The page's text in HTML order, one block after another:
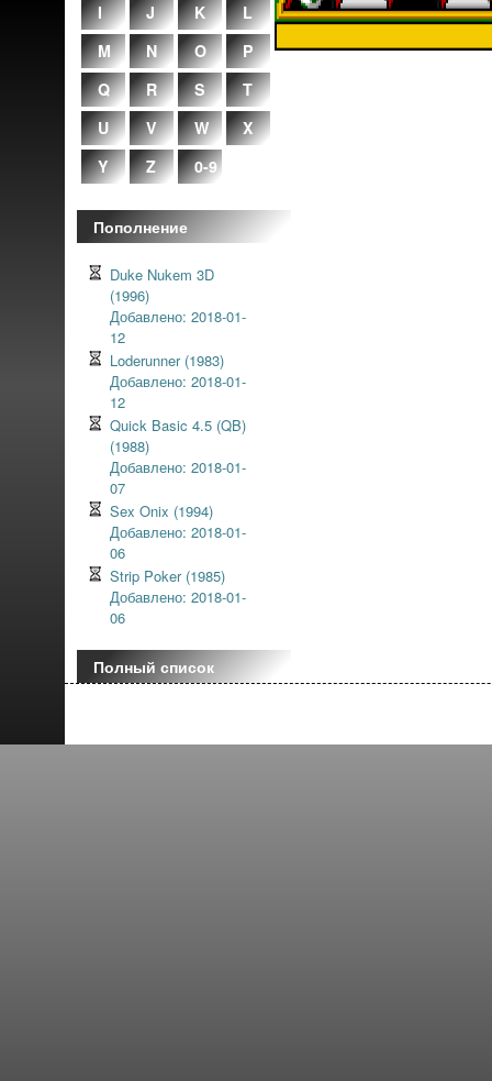
I
J K
L
M
N O
P
Q
R S
T
U
V W
X
Y
Z 0-9
Пополнение
Duke Nukem 3D
(1996)
Добавлено: 2018-01-
12
Loderunner (1983)
Добавлено: 2018-01-
12
Quick Basic 4.5 (QB)
(1988)
Добавлено: 2018-01-
07
Sex Onix (1994)
Добавлено: 2018-01-
06
Strip Poker (1985)
Добавлено: 2018-01-
06
Полный список